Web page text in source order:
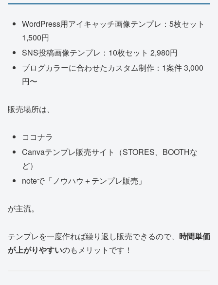
WordPress用アイキャッチ画像テンプレ：5枚セット
1,500円
SNS投稿画像テンプレ：10枚セット 2,980円
ブログカラーに合わせたカスタム制作：1案件 3,000
円〜
販売場所は、
ココナラ
Canvaテンプレ販売サイト（STORES、BOOTHな
ど）
noteで「ノウハウ＋テンプレ販売」
が主流。
テンプレを一度作れば繰り返し販売できるので、 時間単価
が上がりやすいのもメリットです！